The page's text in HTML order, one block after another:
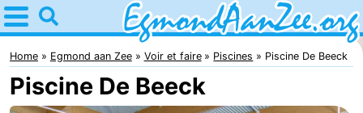
Home
Egmond
aan
Astuces
Home Egmond aan Zee Voir et faire Piscines Piscine De Beeck
Piscine De Beeck